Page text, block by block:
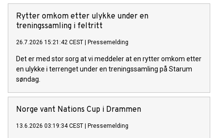
Rytter omkom etter ulykke under en
treningssamling i feltritt
26.7.2026 15:21:42 CEST | Pressemelding
Det er med stor sorg at vi meddeler at en rytter omkom etter
en ulykke i terrenget under en treningssamling på Starum
søndag.
Norge vant Nations Cup i Drammen
13.6.2026 03:19:34 CEST | Pressemelding